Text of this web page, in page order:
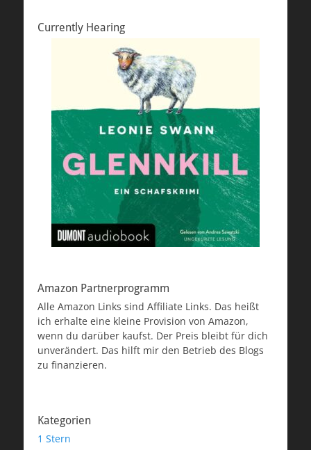
Currently Hearing
Amazon Partnerprogramm
Alle Amazon Links sind Affiliate Links. Das heißt
ich erhalte eine kleine Provision von Amazon,
wenn du darüber kaufst. Der Preis bleibt für dich
unverändert. Das hilft mir den Betrieb des Blogs
zu finanzieren.
Kategorien
1 Stern